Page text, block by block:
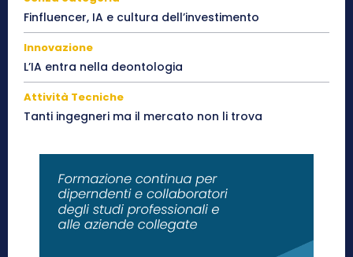
Finfluencer, IA e cultura dell’investimento
Innovazione
L’IA entra nella deontologia
Attività Tecniche
Tanti ingegneri ma il mercato non li trova